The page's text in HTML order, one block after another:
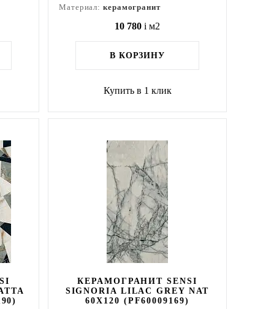
Материал: керамогранит
10 780 i м2
В КОРЗИНУ
Купить в 1 клик
КЕРАМОГРАНИТ SENSI
SIGNORIA LILAC GREY NAT
60X120 (PF60009169)